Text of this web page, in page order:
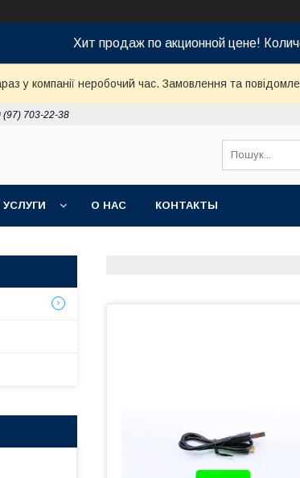
Хит продаж по акционной цене!
у компанії неробочий час. Замовлення та
(97) 703-22-38
О НАС КОНТАКТЫ